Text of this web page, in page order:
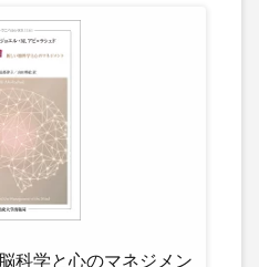
科学と心のマネジメン